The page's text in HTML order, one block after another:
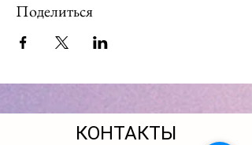
Поделиться
КОНТАКТЫ